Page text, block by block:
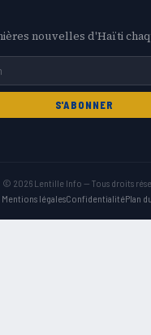
nouvelles d'Haïti
S'ABONNER
© 2026 Lentille Info — Tous droits
Mentions légalesConfidentialitéPlan